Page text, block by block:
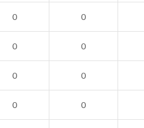
0 0
0 0
0 0
0 0